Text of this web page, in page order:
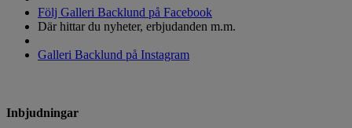
Följ Galleri Backlund på Facebook
Där hittar du nyheter, erbjudanden m.m.
Galleri Backlund på Instagram
Inbjudningar